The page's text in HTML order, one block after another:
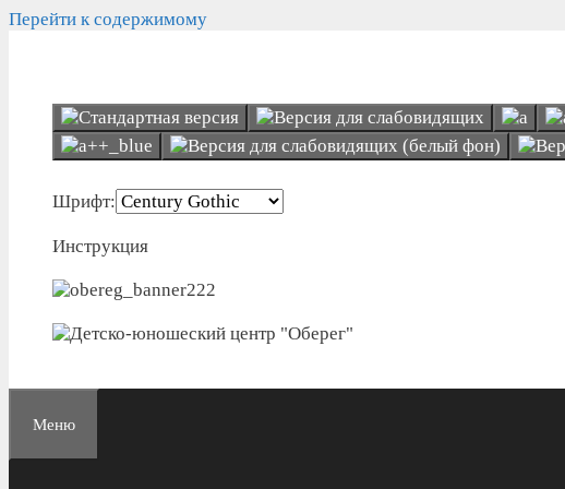
Перейти к содержимому
Шрифт:
Инструкция
Меню